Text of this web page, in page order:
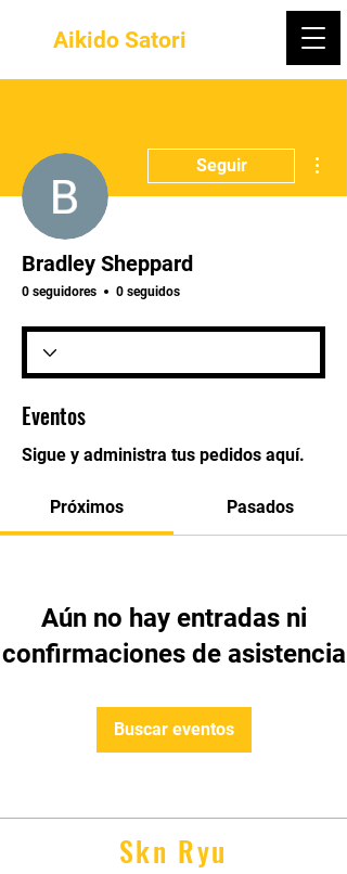
Aikido Satori
Seguir
Bradley Sheppard
0 seguidores 0 seguidos
Eventos
Sigue y administra tus pedidos aquí.
Próximos Pasados
Aún no hay entradas ni
confirmaciones de asistencia
Buscar eventos
Skn Ryu